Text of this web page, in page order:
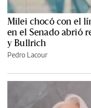
Milei chocó con el
en el Senado abrió
y Bullrich
Pedro Lacour